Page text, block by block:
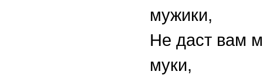
мужики,
Не даст вам
муки,